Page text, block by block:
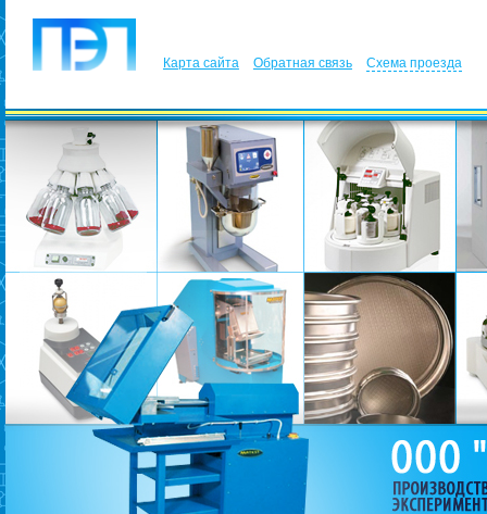
Карта сайта Обратная связь Схема проезда